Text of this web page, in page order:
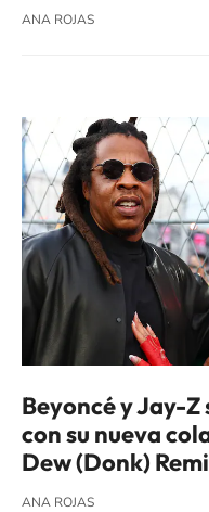
ANA ROJAS
Beyoncé y Jay-
con su nueva
Dew (Donk)
ANA ROJAS